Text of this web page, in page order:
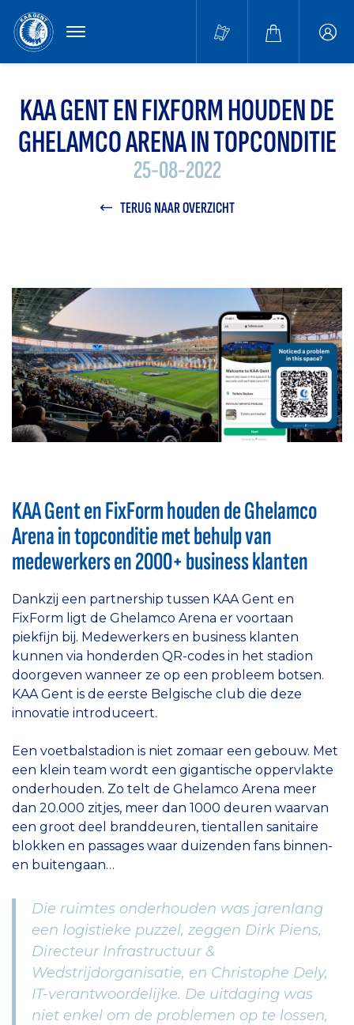
MENU
KAA GENT EN FIXFORM HOUDEN DE
GHELAMCO ARENA IN TOPCONDITIE
25-08-2022
TERUG NAAR OVERZICHT
KAA Gent en FixForm houden de Ghelamco
Arena in topconditie met behulp van
medewerkers en 2000+ business klanten
Dankzij een partnership tussen KAA Gent en
FixForm ligt de Ghelamco Arena er voortaan
piekfijn bij. Medewerkers en business klanten
kunnen via honderden QR-codes in het stadion
doorgeven wanneer ze op een probleem botsen.
KAA Gent is de eerste Belgische club die deze
innovatie introduceert.
Een voetbalstadion is niet zomaar een gebouw. Met
een klein team wordt een gigantische oppervlakte
onderhouden. Zo telt de Ghelamco Arena meer
dan 20.000 zitjes, meer dan 1000 deuren waarvan
een groot deel branddeuren, tientallen sanitaire
blokken en passages waar duizenden fans binnen-
en buitengaan…
Die ruimtes onderhouden was jarenlang
een logistieke puzzel, zeggen Dirk Piens,
Directeur Infrastructuur &
Wedstrijdorganisatie, en Christophe Dely,
IT-verantwoordelijke. De uitdaging was
niet enkel om de problemen op te lossen,